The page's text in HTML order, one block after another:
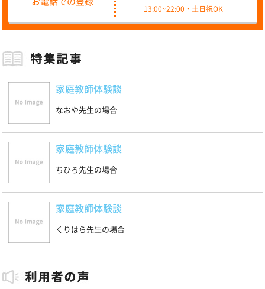
13:00~22:00・土日祝OK
家庭教師体験談
なおや先生の場合
家庭教師体験談
ちひろ先生の場合
家庭教師体験談
くりはら先生の場合